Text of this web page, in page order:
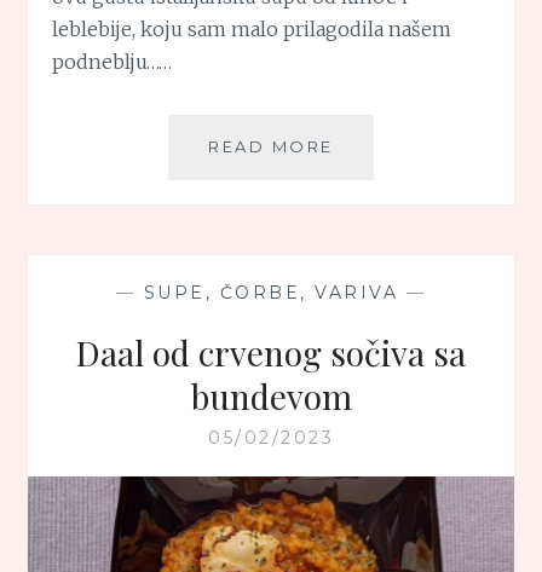
leblebije, koju sam malo prilagodila našem
podneblju……
READ MORE
LEBLEBIJE
— SUPE, ČORBE, VARIVA —
Daal od crvenog sočiva sa
bundevom
05/02/2023